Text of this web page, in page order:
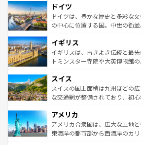
せる。地方によって風土や気候が
性で訪れる
ンテンツ一覧を参照してほしい。
で、幅広い魅力が詰まっている。
聖堂、美しいビーチ、そして豊
から魅了する。また、フランス
いる。シャンパンの発祥地である
香り高いラベンダー畑など、多
らに、パリ以外の地域にも魅力
れる地方に足を運ぶとそれぞれで
きるだろう。 なお、新着の
を参照してほしい。
ドイツ
ドイツは、豊かな歴史と多彩な
の中心に位置する国。中世の街
顔を持つこの国は、どこを歩いて
ルリンの文化的活気、バイエル
してライン川沿いのワイン畑と
は、お酒好きな人にはぜひ体験してほしい
ドイツ情報はコンテンツ一覧を
イギリス
イギリスは、古きよき伝統と最
トミンスター寺院や大英博物館
リアごとに異なる魅力がある。ま
ティー、ビール好きにはたまら
戦など、本場だからこそできる
ンツ一覧を参照してほしい。
スイス
スイスの国土面積は九州ほどの
な交通網が整備されており、初
の建物がそのまま残る町や、スイ
博物館もあり、アルプス観光だけ
ことができる。国民の所得が高
アメリカ
アメリカ合衆国は、広大な土地と
東海岸の都市部から西海岸のカ